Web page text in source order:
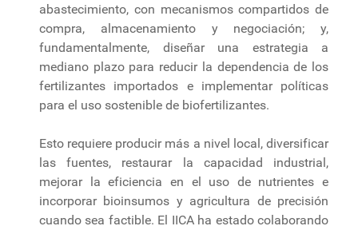
abastecimiento, con mecanismos compartidos de
compra, almacenamiento y negociación; y,
fundamentalmente, diseñar una estrategia a
mediano plazo para reducir la dependencia de los
fertilizantes importados e implementar políticas
para el uso sostenible de biofertilizantes.
Esto requiere producir más a nivel local, diversificar
las fuentes, restaurar la capacidad industrial,
mejorar la eficiencia en el uso de nutrientes e
incorporar bioinsumos y agricultura de precisión
cuando sea factible. El IICA ha estado colaborando